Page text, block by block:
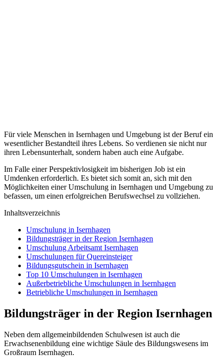
Für viele Menschen in Isernhagen und Umgebung ist der Beruf ein
wesentlicher Bestandteil ihres Lebens. So verdienen sie nicht nur
ihren Lebensunterhalt, sondern haben auch eine Aufgabe.
Im Falle einer Perspektivlosigkeit im bisherigen Job ist ein
Umdenken erforderlich. Es bietet sich somit an, sich mit den
Möglichkeiten einer Umschulung in Isernhagen und Umgebung zu
befassen, um einen erfolgreichen Berufswechsel zu vollziehen.
Inhaltsverzeichnis
Umschulung in Isernhagen
Bildungsträger in der Region Isernhagen
Umschulung Arbeitsamt Isernhagen
Umschulungen für Quereinsteiger
Bildungsgutschein in Isernhagen
Top 10 Umschulungen in Isernhagen
Außerbetriebliche Umschulungen in Isernhagen
Betriebliche Umschulungen in Isernhagen
Bildungsträger in der Region Isernhagen
Neben dem allgemeinbildenden Schulwesen ist auch die
Erwachsenenbildung eine wichtige Säule des Bildungswesens im
Großraum Isernhagen.